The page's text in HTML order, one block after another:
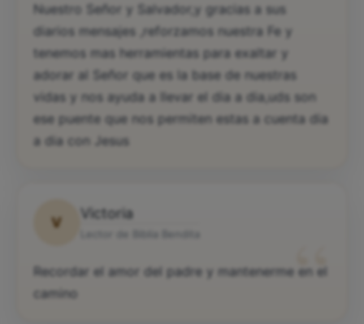
Nuestro Señor y Salvador,y gracias a sus
diarios mensajes ,reforzamos nuestra Fe y
tenemos mas herramientas para exaltar y
adorar al Señor que es la base de nuestras
vidas y nos ayuda a llevar el dia a dia,uds son
ese puente que nos permiten estas a cuenta dia
a dia con Jesus
V
Victoria
“
Recordar el amor del padre y mantenerme en el
camino